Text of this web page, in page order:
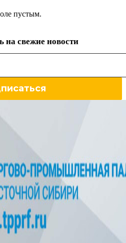
пустым.
на свежие новости